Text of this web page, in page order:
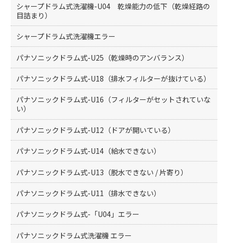
シャープドラム式洗濯機-U04 乾燥能力の低下（乾燥経路の
目詰まり）
シャープドラム式洗濯機エラー
パナソニックドラム式-U25（乾燥時のアンバランス）
パナソニックドラム式-U18（排水フィルターが抜けている）
パナソニックドラム式-U16（フィルターがセットされていな
い）
パナソニックドラム式-U12（ドアが開いている）
パナソニックドラム式-U14（給水できない）
パナソニックドラム式-U13（脱水できない / 片寄り）
パナソニックドラム式-U11（排水できない）
パナソニックドラム式-「U04」エラー
パナソニックドラム式洗濯機 エラー